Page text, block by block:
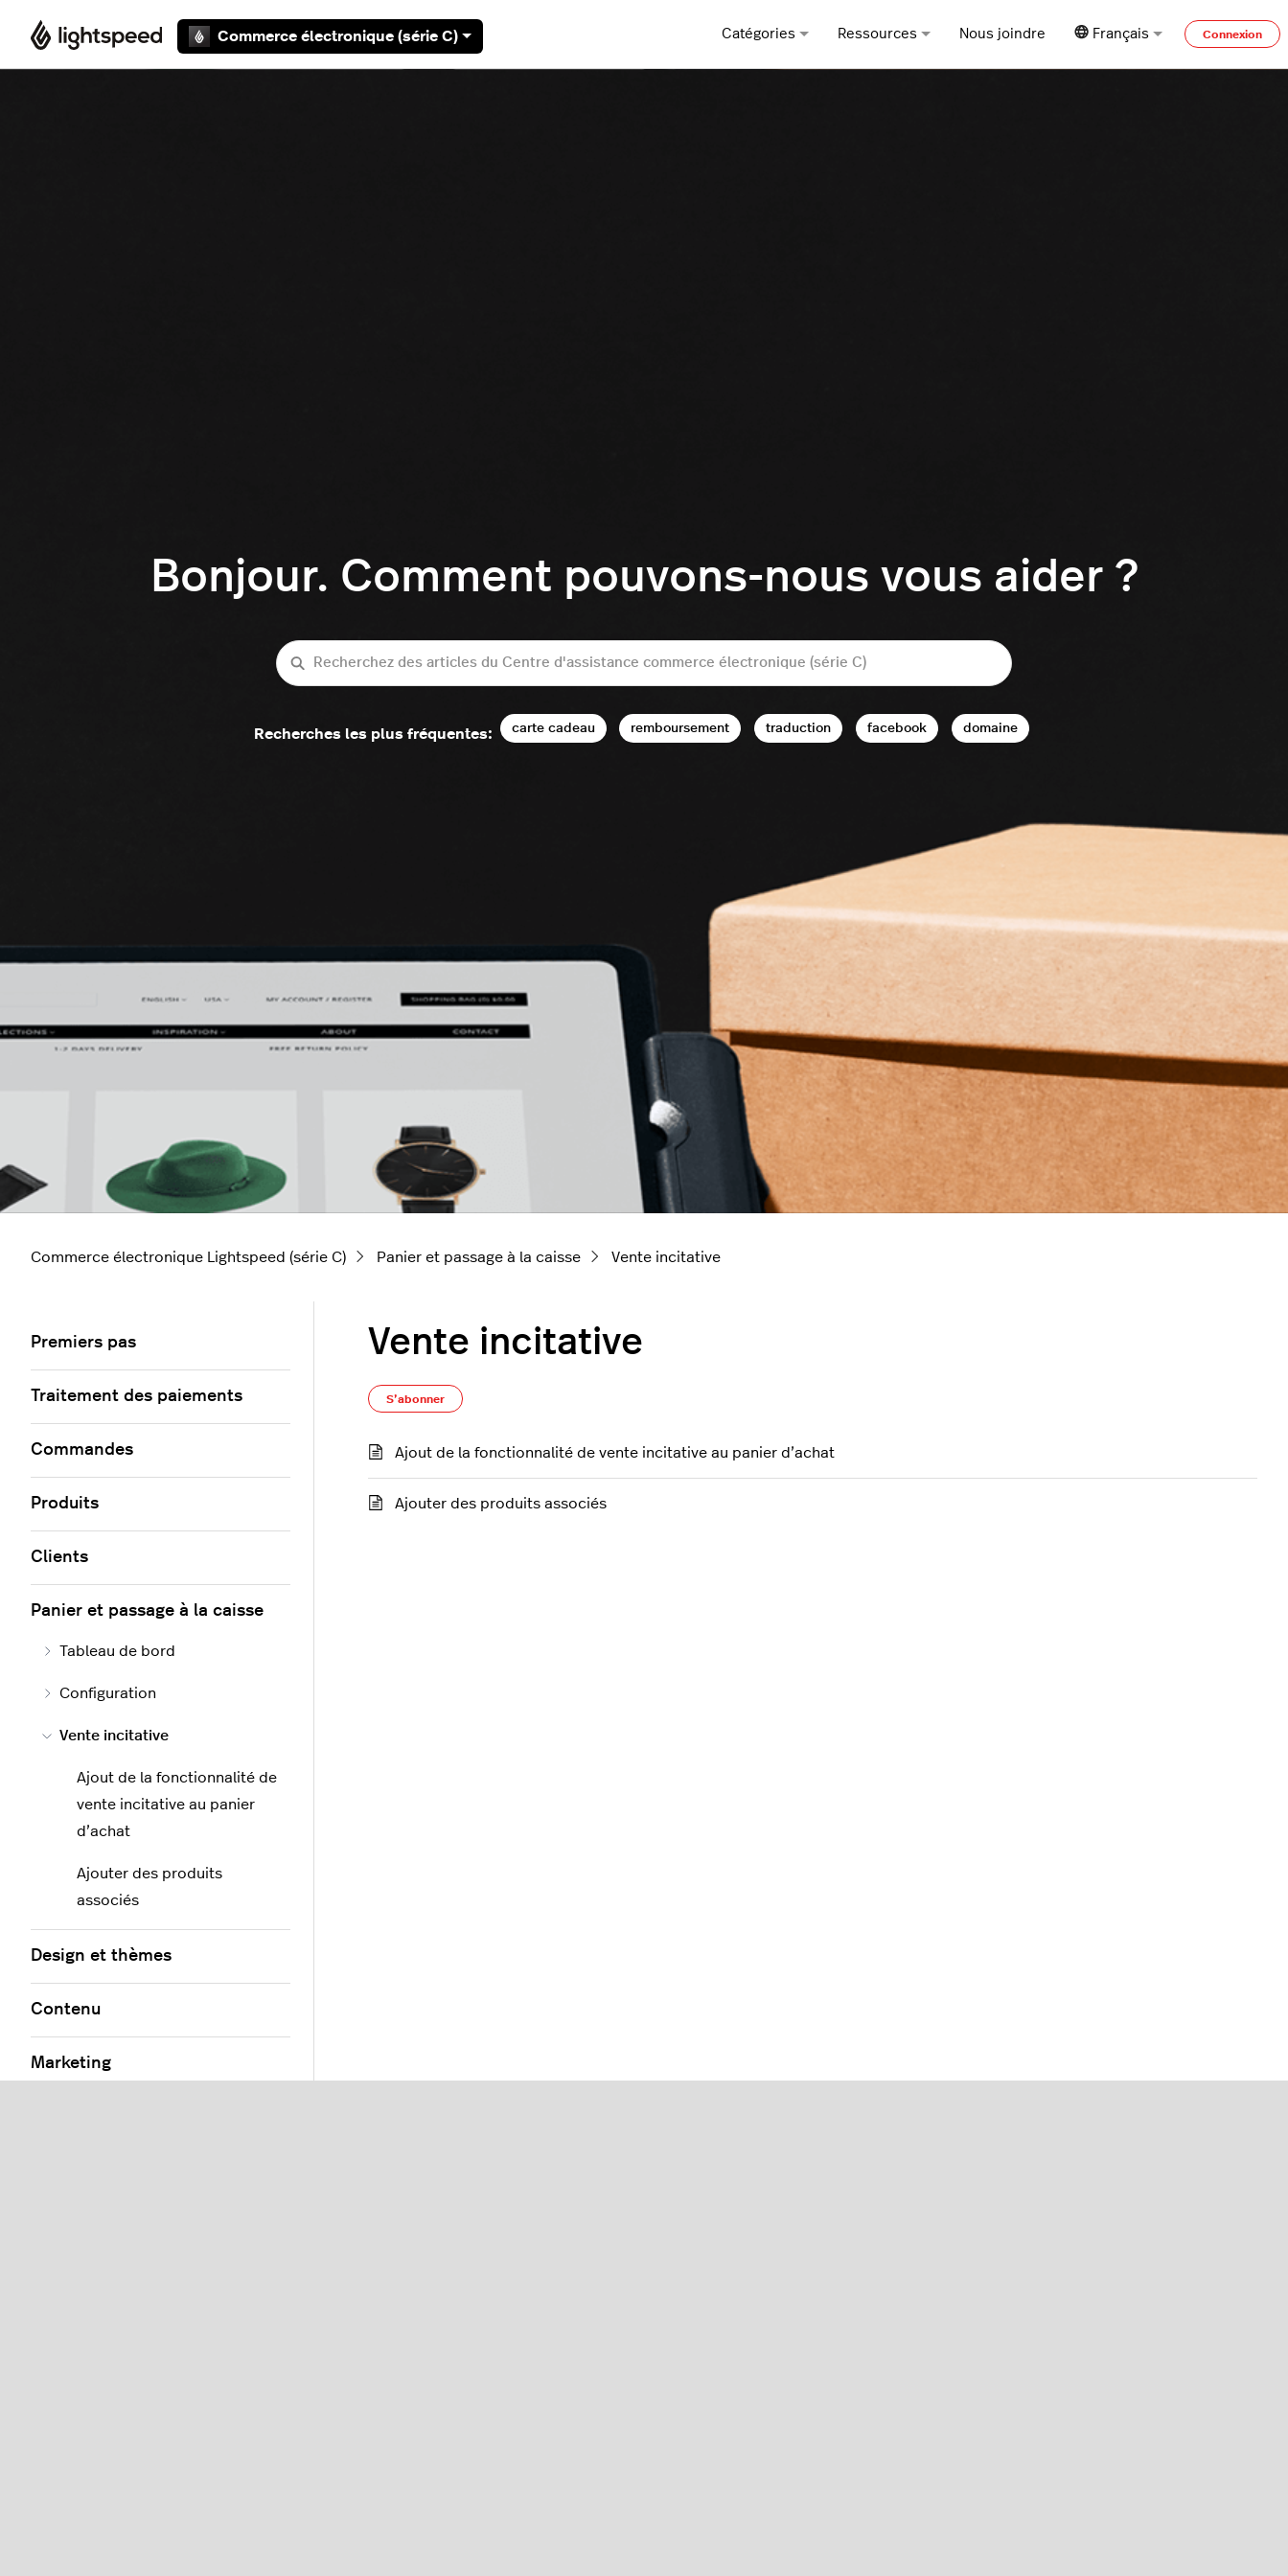
Commerce électronique (série C)
Catégories Ressources Nous joindre Français Connexion
Bonjour. Comment pouvons-nous vous aider ?
Recherche
Recherches les plus fréquentes: carte cadeau remboursement traduction facebook domaine
Commerce électronique Lightspeed (série C) Panier et passage à la caisse Vente incitative
Vente incitative
S’abonner
Ajout de la fonctionnalité de vente incitative au panier d’achat
Ajouter des produits associés
Premiers pas
Traitement des paiements
Commandes
Produits
Clients
Panier et passage à la caisse
Tableau de bord
Configuration
Vente incitative
Ajout de la fonctionnalité de
vente incitative au panier
d’achat
Ajouter des produits
associés
Design et thèmes
Contenu
Marketing